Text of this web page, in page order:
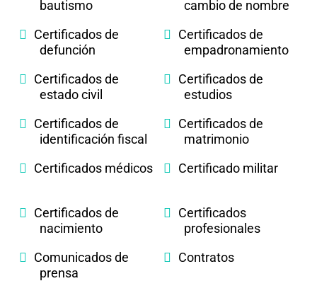
bautismo
cambio de nombre
Certificados de
defunción
Certificados de
empadronamiento
Certificados de
estado civil
Certificados de
estudios
Certificados de
identificación fiscal
Certificados de
matrimonio
Certificados médicos
Certificado militar
Certificados de
nacimiento
Certificados
profesionales
Comunicados de
prensa
Contratos